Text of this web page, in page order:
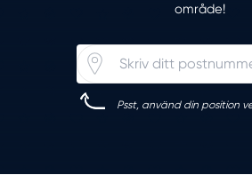
område!
Psst, använd din position